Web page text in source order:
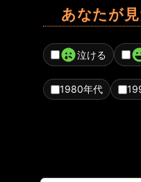
あなたが
泣ける
1980年代